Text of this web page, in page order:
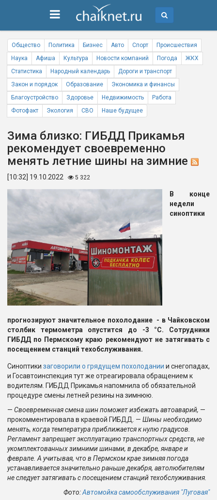
Общество Политика Бизнес Авто Спорт
Происшествия
Наука
Афиша Культура Новости компаний Погода
ЖКХ
Статистика
Народный календарь
Дороги и транспорт
Закон и порядок
Образование
Экономика и финансы
Благоустройство
Здоровье Недвижимость
Работа
Фотофакт
Экология СВО Наше будущее
Зима близко: ГИБДД Прикамья
рекомендует своевременно
менять летние шины на зимние
[10:32] 19.10.2022 5 322
В конце
недели
синоптики
прогнозируют значительное похолодание - в Чайковском
столбик термометра опустится до -3 °C. Сотрудники
ГИБДД по Пермскому краю рекомендуют не затягивать с
посещением станций техобслуживания.
Синоптики заговорили о грядущем похолодании и снегопадах,
и Госавтоинспекция тут же отреагировала обращением к
водителям. ГИБДД Прикамья напомнила об обязательной
процедуре смены летней резины на зимнюю.
— Своевременная смена шин поможет избежать автоаварий, —
прокомментировала в краевой ГИБДД. — Шины необходимо
менять, когда температура приближается к нулю градусов.
Регламент запрещает эксплуатацию транспортных средств, не
укомплектованных зимними шинами, в декабре, январе и
феврале. А учитывая, что в Пермском крае зимняя погода
устанавливается значительно раньше декабря, автолюбителям
не следует затягивать с посещением станций техобслуживания.
Фото:Автомойка самообслуживания "Луговая"